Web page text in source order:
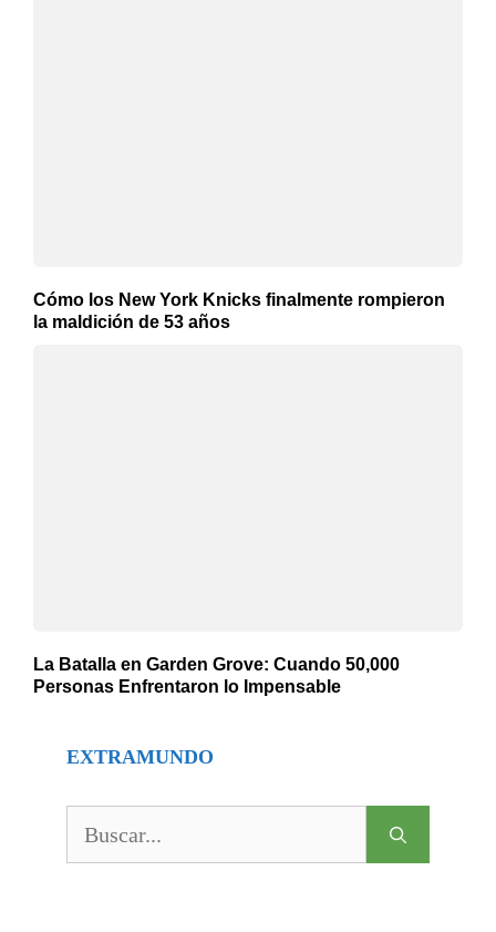
Cómo los New York Knicks finalmente rompieron
la maldición de 53 años
La Batalla en Garden Grove: Cuando 50,000
Personas Enfrentaron lo Impensable
EXTRAMUNDO